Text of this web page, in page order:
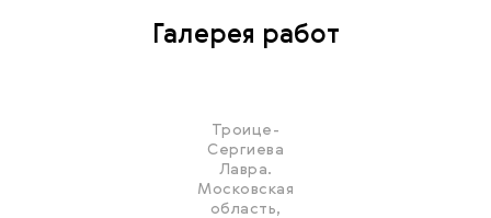
Галерея работ
Троице-
Сергиева
Лавра.
Московская
область,